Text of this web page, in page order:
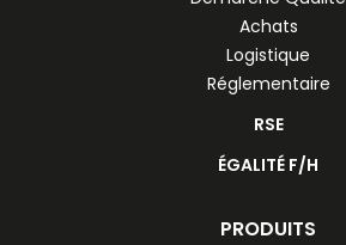
Achats
Logistique
Réglementaire
RSE
ÉGALITÉ F/H
PRODUITS